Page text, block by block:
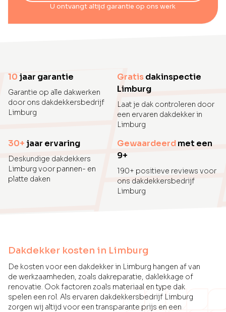
U ontvangt altijd garantie op ons werk
10 jaar garantie
Garantie op alle dakwerken
door ons dakdekkersbedrijf
Limburg
Gratisdakinspectie
Limburg
Laat je dak controleren door
een ervaren dakdekker in
Limburg
30+ jaar ervaring
Deskundige dakdekkers
Limburg voor pannen- en
platte daken
Gewaardeerdmet een
9+
190+ positieve reviews voor
ons dakdekkersbedrijf
Limburg
Dakdekker kosten in Limburg
De kosten voor een dakdekker in Limburg hangen af van
de werkzaamheden, zoals dakreparatie, daklekkage of
renovatie. Ook factoren zoals materiaal en type dak
spelen een rol. Als ervaren dakdekkersbedrijf Limburg
zorgen wij altijd voor een transparante prijs en een